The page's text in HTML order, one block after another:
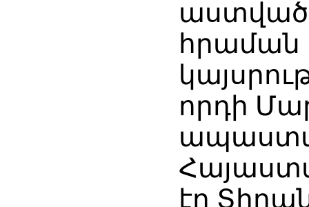
հրաման
որդի
էր